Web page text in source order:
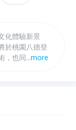
化體驗新景
於桃園八德登
，也同時公開
...more